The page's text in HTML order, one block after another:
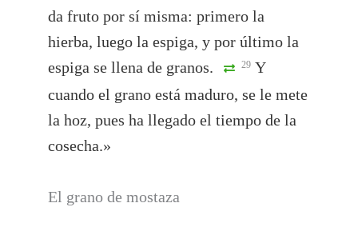
da fruto por sí misma: primero la
hierba, luego la espiga, y por último la
espiga se llena de granos.
29 Y
cuando el grano está maduro, se le mete
la hoz, pues ha llegado el tiempo de la
cosecha.»
El grano de mostaza